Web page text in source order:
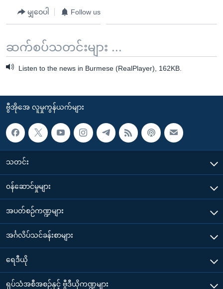
မျှဝေပါ Follow us
ဆက်စပ်သတင်းများ ...
Listen to the news in Burmese (RealPlayer), 162KB.
ဗွီအိုအေ လူမှုကွန်ယက်များ
သတင်း
၀န်ဆောင်မှုများ
အပတ်စဉ်ကဏ္ဍများ
အင်္ဂလိပ်သင်ခန်းစာများ
ရေဒီယို
ရုပ်သံအစီအစဉ်နှင့် ဗွီဒီယိုကဏ္ဍများ